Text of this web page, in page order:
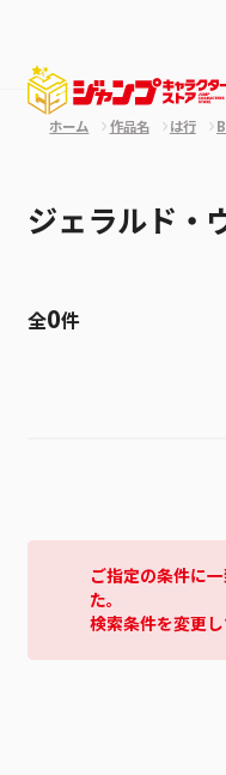
ホーム 作品名 は行
ジェラルド・
全0件
ご指定の条件に
た。
検索条件を変更し